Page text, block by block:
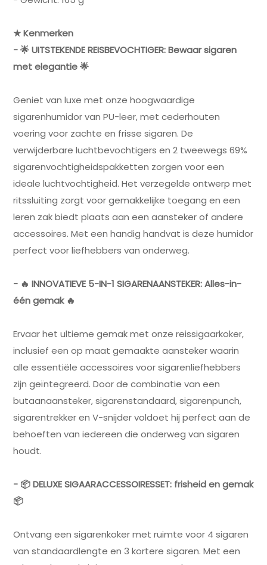
★ Kenmerken
- 🌟 UITSTEKENDE REISBEVOCHTIGER: Bewaar sigaren
met elegantie 🌟
Geniet van luxe met onze hoogwaardige
sigarenhumidor van PU-leer, met cederhouten
voering voor zachte en frisse sigaren. De
verwijderbare luchtbevochtigers en 2 tweewegs 69%
sigarenvochtigheidspakketten zorgen voor een
ideale luchtvochtigheid. Het verzegelde ontwerp met
ritssluiting zorgt voor gemakkelijke toegang en een
leren zak biedt plaats aan een aansteker of andere
accessoires. Met een handig handvat is deze humidor
perfect voor liefhebbers van onderweg.
- 🔥 INNOVATIEVE 5-IN-1 SIGARENAANSTEKER: Alles-in-
één gemak 🔥
Ervaar het ultieme gemak met onze reissigaarkoker,
inclusief een op maat gemaakte aansteker waarin
alle essentiële accessoires voor sigarenliefhebbers
zijn geïntegreerd. Door de combinatie van een
butaanaansteker, sigarenstandaard, sigarenpunch,
sigarentrekker en V-snijder voldoet hij perfect aan de
behoeften van iedereen die onderweg van sigaren
houdt.
- 📦 DELUXE SIGAARACCESSOIRESSET: frisheid en gemak
📦
Ontvang een sigarenkoker met ruimte voor 4 sigaren
van standaardlengte en 3 kortere sigaren. Met een